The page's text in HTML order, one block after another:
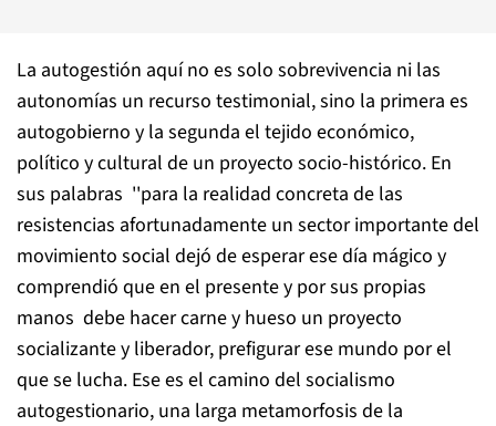
La autogestión aquí no es solo sobrevivencia ni las
autonomías un recurso testimonial, sino la primera es
autogobierno y la segunda el tejido económico,
político y cultural de un proyecto socio-histórico. En
sus palabras ''para la realidad concreta de las
resistencias afortunadamente un sector importante del
movimiento social dejó de esperar ese día mágico y
comprendió que en el presente y por sus propias
manos debe hacer carne y hueso un proyecto
socializante y liberador, prefigurar ese mundo por el
que se lucha. Ese es el camino del socialismo
autogestionario, una larga metamorfosis de la